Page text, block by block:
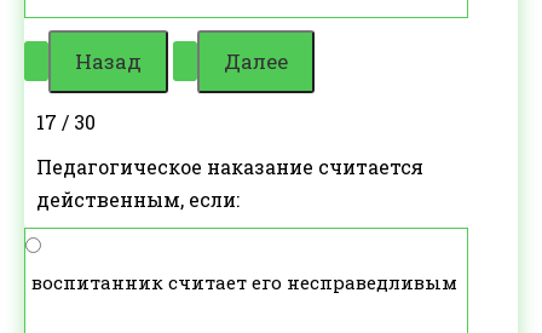
17 / 30
Педагогическое наказание считается
действенным, если:
воспитанник считает его несправедливым